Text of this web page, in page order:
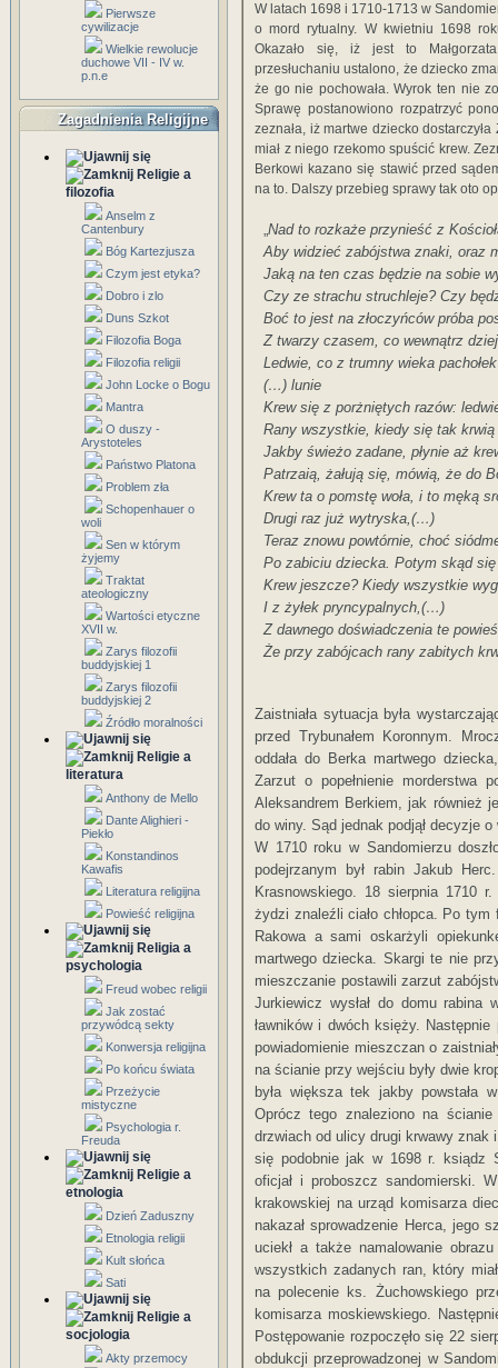
Pierwsze
cywilizacje
Wielkie rewolucje
duchowe VII - IV w.
p.n.e
Zagadnienia Religijne
Religie a
filozofia
Anselm z
Cantenbury
Bóg Kartezjusza
Czym jest etyka?
Dobro i zlo
Duns Szkot
Filozofia Boga
Filozofia religii
John Locke o Bogu
Mantra
O duszy -
Arystoteles
Państwo Platona
Problem zła
Schopenhauer o
woli
Sen w którym
żyjemy
Traktat
ateologiczny
Wartości etyczne
XVII w.
Zarys filozofii
buddyjskiej 1
Zarys filozofii
buddyjskiej 2
Źródło moralności
Religie a
literatura
Anthony de Mello
Dante Alighieri -
Piekło
Konstandinos
Kawafis
Literatura religijna
Powieść religijna
Religia a
psychologia
Freud wobec religii
Jak zostać
przywódcą sekty
Konwersja religijna
Po końcu świata
Przeżycie
mistyczne
Psychologia r.
Freuda
Religie a
etnologia
Dzień Zaduszny
Etnologia religii
Kult słońca
Sati
Religie a
socjologia
Akty przemocy
W latach 1698 i 1710-1713 w
o mord rytualny. W kwietniu 1698
Okazało się, iż jest to
przesłuchaniu ustalono, że dziecko
że go nie pochowała. Wyrok ten nie
Sprawę postanowiono rozpatrzyć
zeznała, iż martwe dziecko
miał z niego rzekomo spuścić krew.
Berkowi kazano się stawić przed
na to. Dalszy przebieg sprawy tak oto
„Nad to rozkaże przynieść z
Aby widzieć zabójstwa znaki, oraz
Jaką na ten czas będzie na sobie
Czy ze strachu struchleje? Czy
Boć to jest na złoczyńców próba
Z twarzy czasem, co wewnątrz
Ledwie, co z trumny wieka
(…) lunie
Krew się z porżniętych razów:
Rany wszystkie, kiedy się tak krwią
Jakby świeżo zadane, płynie aż
Patrzaią, żałują się, mówią, że do
Krew ta o pomstę woła, i to męką
Drugi raz już wytryska,(…)
Teraz znowu powtórnie, choć
Po zabiciu dziecka. Potym skąd się
Krew jeszcze? Kiedy wszystkie
I z żyłek pryncypalnych,(…)
Z dawnego doświadczenia te
Że przy zabójcach rany zabitych
Zaistniała sytuacja była
przed Trybunałem Koronnym.
oddała do Berka martwego
Zarzut o popełnienie morderstwa
Aleksandrem Berkiem, jak również
do winy. Sąd jednak podjął decyzje
W 1710 roku w Sandomierzu
podejrzanym był rabin Jakub
Krasnowskiego. 18 sierpnia 1710
żydzi znaleźli ciało chłopca. Po
Rakowa a sami oskarżyli
martwego dziecka. Skargi te nie
mieszczanie postawili zarzut
Jurkiewicz wysłał do domu
ławników i dwóch księży.
powiadomienie mieszczan o
na ścianie przy wejściu były dwie
była większa tek jakby powstała
Oprócz tego znaleziono na
drzwiach od ulicy drugi krwawy znak i
się podobnie jak w 1698 r. ksiądz
oficjał i proboszcz sandomierski.
krakowskiej na urząd komisarza
nakazał sprowadzenie Herca, jego
uciekł a także namalowanie
wszystkich zadanych ran, który
na polecenie ks. Żuchowskiego
komisarza moskiewskiego.
Postępowanie rozpoczęło się 22
obdukcji przeprowadzonej w